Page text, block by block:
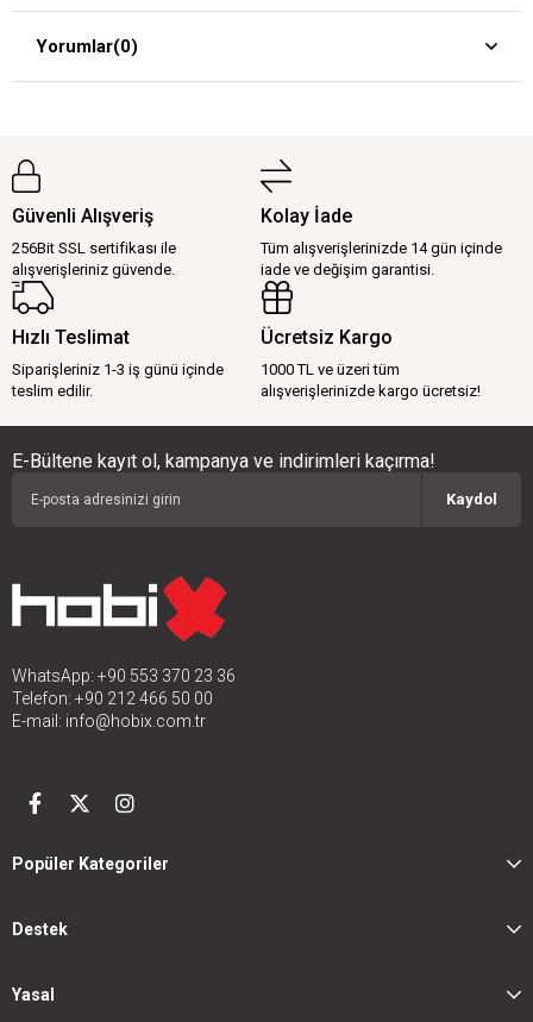
Yorumlar(0)
Güvenli Alışveriş
256Bit SSL sertifikası ile
alışverişleriniz güvende.
Kolay İade
Tüm alışverişlerinizde 14 gün içinde
iade ve değişim garantisi.
Hızlı Teslimat
Siparişleriniz 1-3 iş günü içinde
teslim edilir.
Ücretsiz Kargo
1000 TL ve üzeri tüm
alışverişlerinizde kargo ücretsiz!
E-Bültene kayıt ol, kampanya ve indirimleri kaçırma!
Kaydol
WhatsApp: +90 553 370 23 36
Telefon: +90 212 466 50 00
E-mail: info@hobix.com.tr
Popüler Kategoriler
Destek
Yasal